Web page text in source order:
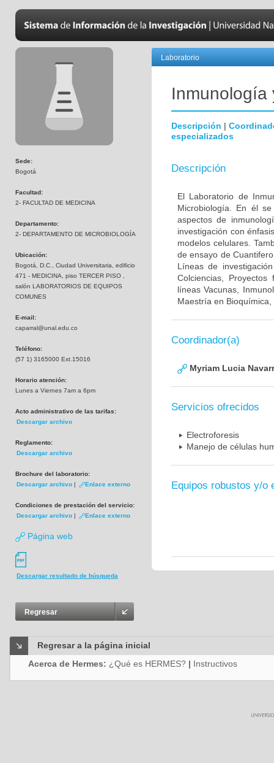
Sede:
Bogotá
Facultad:
2- FACULTAD DE MEDICINA
Departamento:
2- DEPARTAMENTO DE MICROBIOLOGÍA
Ubicación:
Bogotá, D.C., Ciudad Universitaria, edificio
471 - MEDICINA, piso TERCER PISO ,
salón LABORATORIOS DE EQUIPOS
COMUNES
E-mail:
caparral@unal.edu.co
Teléfono:
(57 1) 3165000 Ext.15016
Horario atención:
Lunes a Viernes 7am a 6pm
Acto administrativo de las tarifas:
Descargar archivo
Reglamento:
Descargar archivo
Brochure del laboratorio:
Descargar archivo | Enlace externo
Condiciones de prestación del servicio:
Descargar archivo | Enlace externo
Página web
Descargar resultado de búsqueda
Regresar
Laboratorio
Inmunología
Descripción |
especializados
Descripción
El Laboratorio de
Microbiología. En él
aspectos de
investigación con
modelos celulares.
de ensayo de
Líneas de
Colciencias,
líneas Vacunas,
Maestría en
Coordinador(a)
Myriam Lucia
Servicios ofrecidos
Electroforesis
Manejo de células
Equipos robustos y/o
Regresar a la página inicial
Acerca de Hermes: ¿Qué es HERMES? | Instructivos